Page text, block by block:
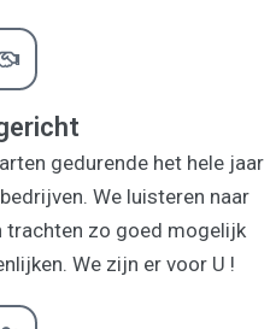
gedurende het hele jaar
We luisteren naar
trachten zo goed mogelijk
We zijn er voor U !